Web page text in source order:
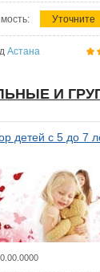
Уточните
Астана
И
детей с 5 до 7